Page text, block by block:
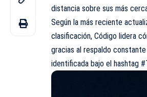
distancia sobre sus más
Según la más reciente
clasificación, Código lidera
gracias al respaldo
identificada bajo el hashtag